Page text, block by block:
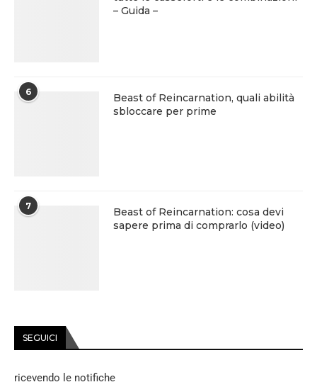
– Guida –
6
Beast of Reincarnation, quali abilità
sbloccare per prime
7
Beast of Reincarnation: cosa devi
sapere prima di comprarlo (video)
SEGUICI
ricevendo le notifiche